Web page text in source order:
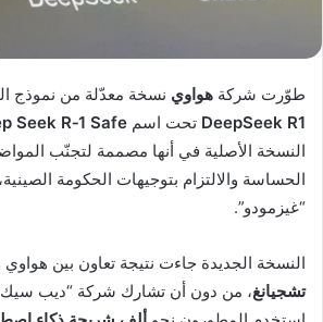
طوّرت شركة هواوي نسخة معدّلة من نموذج
DeepSeek R1 تحت اسم Seek R‑1 Safe
النسخة الأصلية في أنها مصممة لتجنّب
الحساسة والالتزام بتوجيهات الحكومة
“غيزمودو”.
النسخة الجديدة جاءت نتيجة تعاون بين
تشجيانغ، من دون أن تشارك شركة “ديب